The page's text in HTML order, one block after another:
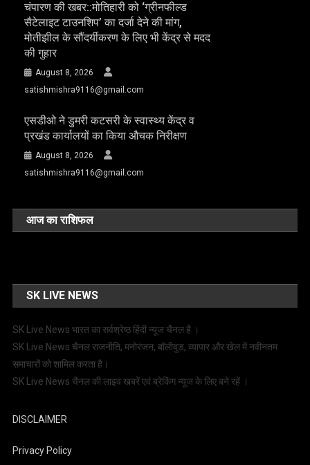
चंपारण की खबर::मोतिहारी को ‘ग्रीनफील्ड
सैटेलाइट टाउनशिप’ का दर्जा देने की मांग,
मोतीझील के सौंदर्यीकरण के लिए भी केंद्र से मदद
की गुहार
August 8, 2026
satishmishra9116@gmail.com
एसडीओ ने डुमरी कटसरी के स्वास्थ्य केंद्र व
प्रखंड कार्यालयों का किया औचक निरीक्षण
August 8, 2026
satishmishra9116@gmail.com
आज का राशिफल
SK LIVE NEWS
SK Live News भारत का सर्वश्रेष्ठ हिंदी न्‍यूज चैनल है ।
SK Live News चैनल राजनीति, मनोरंजन, बॉलीवुड, व्यापार और खेल में नवीनतम
समाचारों को शामिल करता है।
SK Live News चैनल की लाइव खबरें एवं ब्रेकिंग न्यूज के लिए बने रहें ।
DISCLAIMER
Privacy Policy